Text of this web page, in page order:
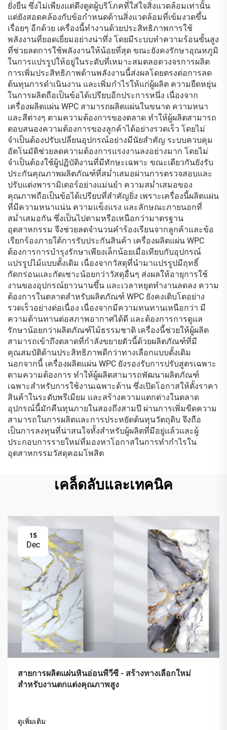
ยั่งยืน ซึ่งไม่เพียงแต่ดึงดูดผู้บริโภคที่ใส่ใจสิ่งแวดล้อมเท่านั้น
แต่ยังสอดคล้องกับข้อกำหนดด้านสิ่งแวดล้อมที่เข้มงวดขึ้น
เรื่อยๆ อีกด้วย เครื่องนี้ทำงานด้วยประสิทธิภาพการใช้
พลังงานที่ยอดเยี่ยมอย่างน่าทึ่ง โดยมีระบบทำความร้อนขั้นสูง
ที่ช่วยลดการใช้พลังงานให้น้อยที่สุด ขณะยังคงรักษาอุณหภูมิ
ในการแปรรูปให้อยู่ในระดับที่เหมาะสมตลอดวงจรการผลิต
การเพิ่มประสิทธิภาพด้านพลังงานนี้ส่งผลโดยตรงต่อการลด
ต้นทุนการดำเนินงาน และเพิ่มกำไรให้แก่ผู้ผลิต ความยืดหยุ่น
ในการผลิตถือเป็นข้อได้เปรียบอีกประการหนึ่ง เนื่องจาก
เครื่องผลิตแผ่น WPC สามารถผลิตแผ่นในขนาด ความหนา
และสีต่างๆ ตามความต้องการของตลาด ทำให้ผู้ผลิตสามารถ
ตอบสนองความต้องการของลูกค้าได้อย่างรวดเร็ว โดยไม่
จำเป็นต้องปรับเปลี่ยนอุปกรณ์อย่างมีนัยสำคัญ ระบบควบคุม
อัตโนมัติช่วยลดความต้องการแรงงานลงอย่างมาก โดยไม่
จำเป็นต้องใช้ผู้ปฏิบัติงานที่มีทักษะเฉพาะ ขณะเดียวกันยังรับ
ประกันคุณภาพผลิตภัณฑ์ที่สม่ำเสมอผ่านการตรวจสอบและ
ปรับแต่งพารามิเตอร์อย่างแม่นยำ ความสม่ำเสมอของ
คุณภาพถือเป็นข้อได้เปรียบที่สำคัญยิ่ง เพราะเครื่องนี้ผลิตแผ่น
ที่มีความหนาแน่น ความแข็งแรง และลักษณะภายนอกที่
สม่ำเสมอกัน ซึ่งเป็นไปตามหรือเหนือกว่ามาตรฐาน
อุตสาหกรรม จึงช่วยลดจำนวนคำร้องเรียนจากลูกค้าและข้อ
เรียกร้องภายใต้การรับประกันสินค้า เครื่องผลิตแผ่น WPC
ต้องการการบำรุงรักษาเพียงเล็กน้อยเมื่อเทียบกับอุปกรณ์
แปรรูปไม้แบบดั้งเดิม เนื่องจากวัสดุที่นำมาแปรรูปมีฤทธิ์
กัดกร่อนและกัดเซาะน้อยกว่าวัสดุอื่นๆ ส่งผลให้อายุการใช้
งานของอุปกรณ์ยาวนานขึ้น และเวลาหยุดทำงานลดลง ความ
ต้องการในตลาดสำหรับผลิตภัณฑ์ WPC ยังคงเติบโตอย่าง
รวดเร็วอย่างต่อเนื่อง เนื่องจากมีความทนทานเหนือกว่า มี
ความต้านทานต่อสภาพอากาศได้ดี และต้องการการดูแล
รักษาน้อยกว่าผลิตภัณฑ์ไม้ธรรมชาติ เครื่องนี้ช่วยให้ผู้ผลิต
สามารถเข้าถึงตลาดที่กำลังขยายตัวนี้ด้วยผลิตภัณฑ์ที่มี
คุณสมบัติด้านประสิทธิภาพดีกว่าทางเลือกแบบดั้งเดิม
นอกจากนี้ เครื่องผลิตแผ่น WPC ยังรองรับการปรับสูตรเฉพาะ
ตามความต้องการ ทำให้ผู้ผลิตสามารถพัฒนาผลิตภัณฑ์
เฉพาะสำหรับการใช้งานเฉพาะด้าน ซึ่งเปิดโอกาสให้ตั้งราคา
สินค้าในระดับพรีเมียม และสร้างความแตกต่างในตลาด
อุปกรณ์นี้มักคืนทุนภายในสองถึงสามปี ผ่านการเพิ่มขีดความ
สามารถในการผลิตและการประหยัดต้นทุนวัตถุดิบ จึงถือ
เป็นการลงทุนที่น่าสนใจทั้งสำหรับผู้ผลิตที่มีอยู่แล้วและผู้
ประกอบการรายใหม่ที่มองหาโอกาสในการทำกำไรใน
อุตสาหกรรมวัสดุคอมโพสิต
เคล็ดลับและเทคนิค
15
Dec
สายการผลิตแผ่นหินอ่อนพีวีซี - สร้างทางเลือกใหม่
สำหรับงานตกแต่งคุณภาพสูง
ดูเพิ่มเติม